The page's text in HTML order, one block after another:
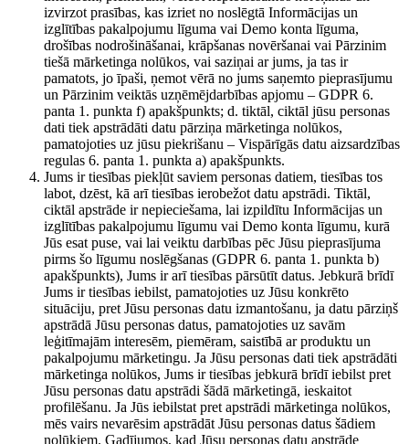
izvirzot prasības, kas izriet no noslēgtā Informācijas un
izglītības pakalpojumu līguma vai Demo konta līguma,
drošības nodrošināšanai, krāpšanas novēršanai vai Pārzinim
tiešā mārketinga nolūkos, vai saziņai ar jums, ja tas ir
pamatots, jo īpaši, ņemot vērā no jums saņemto pieprasījumu
un Pārzinim veiktās uzņēmējdarbības apjomu – GDPR 6.
panta 1. punkta f) apakšpunkts; d. tiktāl, ciktāl jūsu personas
dati tiek apstrādāti datu pārziņa mārketinga nolūkos,
pamatojoties uz jūsu piekrišanu – Vispārīgās datu aizsardzības
regulas 6. panta 1. punkta a) apakšpunkts.
Jums ir tiesības piekļūt saviem personas datiem, tiesības tos
labot, dzēst, kā arī tiesības ierobežot datu apstrādi. Tiktāl,
ciktāl apstrāde ir nepieciešama, lai izpildītu Informācijas un
izglītības pakalpojumu līgumu vai Demo konta līgumu, kurā
Jūs esat puse, vai lai veiktu darbības pēc Jūsu pieprasījuma
pirms šo līgumu noslēgšanas (GDPR 6. panta 1. punkta b)
apakšpunkts), Jums ir arī tiesības pārsūtīt datus. Jebkurā brīdī
Jums ir tiesības iebilst, pamatojoties uz Jūsu konkrēto
situāciju, pret Jūsu personas datu izmantošanu, ja datu pārziņš
apstrādā Jūsu personas datus, pamatojoties uz savām
leģitīmajām interesēm, piemēram, saistībā ar produktu un
pakalpojumu mārketingu. Ja Jūsu personas dati tiek apstrādāti
mārketinga nolūkos, Jums ir tiesības jebkurā brīdī iebilst pret
Jūsu personas datu apstrādi šādā mārketingā, ieskaitot
profilēšanu. Ja Jūs iebilstat pret apstrādi mārketinga nolūkos,
mēs vairs nevarēsim apstrādāt Jūsu personas datus šādiem
nolūkiem. Gadījumos, kad Jūsu personas datu apstrāde